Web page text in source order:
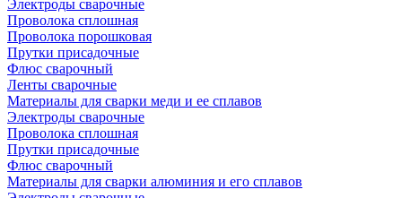
Электроды сварочные
Проволока сплошная
Проволока порошковая
Прутки присадочные
Флюс сварочный
Ленты сварочные
Материалы для сварки меди и ее сплавов
Электроды сварочные
Проволока сплошная
Прутки присадочные
Флюс сварочный
Материалы для сварки алюминия и его сплавов